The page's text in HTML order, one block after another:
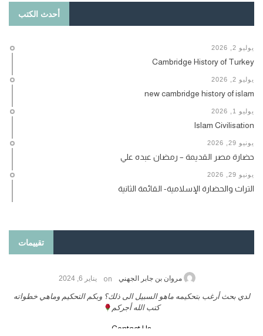
أحدث الكتب
يوليو 2, 2026
Cambridge History of Turkey
يوليو 2, 2026
new cambridge history of islam
يوليو 1, 2026
Islam Civilisation
يونيو 29, 2026
حضارة مصر القديمة – رمضان عبده علي
يونيو 29, 2026
التراث والحضارة الإسلامية- القائمة الثانية
تقييمات
مروان بن جابر الجهني on يناير 6, 2024
لدي بحث أرغب بتحكيمه ماهو السبيل الى ذلك؟ وبكم التحكيم وماهي خطواته
كتب الله أجركم
Contact Us